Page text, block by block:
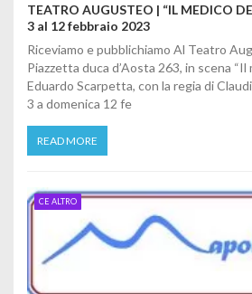
TEATRO AUGUSTEO | “IL MEDICO
3 al 12 febbraio 2023
Riceviamo e pubblichiamo Al Teatro
Piazzetta duca d’Aosta 263, in scena “Il
Eduardo Scarpetta, con la regia di
3 a domenica 12 fe
READ MORE
CE ALTRO